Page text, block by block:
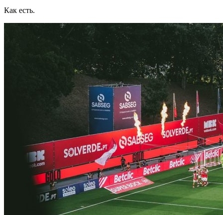
Как есть.